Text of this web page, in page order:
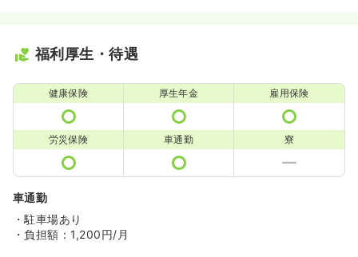
福利厚生・待遇
健康保険 厚生年金 雇用保険
労災保険 車通勤 寮
車通勤
・駐車場あり
・負担額：1,200円/月